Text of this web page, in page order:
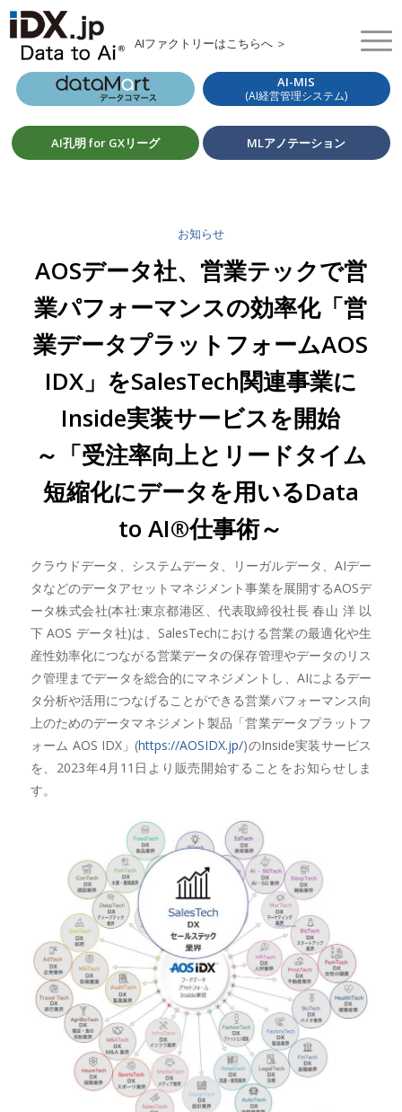
AIファクトリーはこちらへ ＞
AI-MIS
(AI経営管理システム)
AI孔明 for GXリーグ MLアノテーション
お知らせ
AOSデータ社、営業テックで営
業パフォーマンスの効率化「営
業データプラットフォームAOS
IDX」をSalesTech関連事業に
Inside実装サービスを開始
～「受注率向上とリードタイム
短縮化にデータを用いるData
to AI®仕事術～
クラウドデータ、システムデータ、リーガルデータ、AIデー
タなどのデータアセットマネジメント事業を展開するAOSデ
ータ株式会社(本社:東京都港区、代表取締役社長 春山 洋 以
下 AOS データ社)は、SalesTechにおける営業の最適化や生
産性効率化につながる営業データの保存管理やデータのリス
ク管理までデータを総合的にマネジメントし、AIによるデー
タ分析や活用につなげることができる営業パフォーマンス向
上のためのデータマネジメント製品「営業データプラットフ
ォーム AOS IDX」(https://AOSIDX.jp/)のInside実装サービス
を、2023年4月11日より販売開始することをお知らせしま
す。